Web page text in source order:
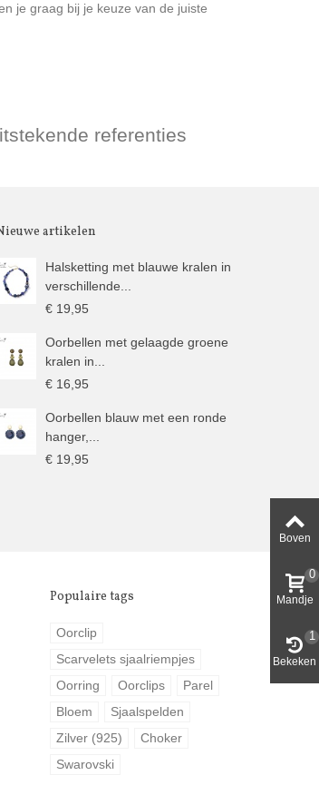
je graag bij je keuze van de juiste
referenties
artikelen
Halsketting met blauwe kralen in
verschillende...
€ 19,95
Oorbellen met gelaagde groene
kralen in...
€ 16,95
Oorbellen blauw met een ronde
hanger,...
€ 19,95
Populaire tags
Oorclip
Scarvelets sjaalriempjes
Oorring
Oorclips
Parel
Bloem
Sjaalspelden
Zilver (925)
Choker
Swarovski
Boven
Mandje
0
Bekeken
1